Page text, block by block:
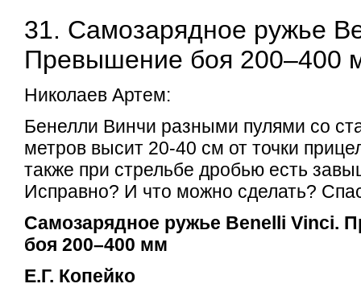
31. Самозарядное ружье
Превышение боя 200–400
Николаев Артем:
Бенелли Винчи разными пулями со
метров высит 20-40 см от точки
также при стрельбе дробью есть
Исправно? И что можно сделать?
Самозарядное ружье Benelli Vinci.
боя 200–400 мм
Е.Г. Копейко